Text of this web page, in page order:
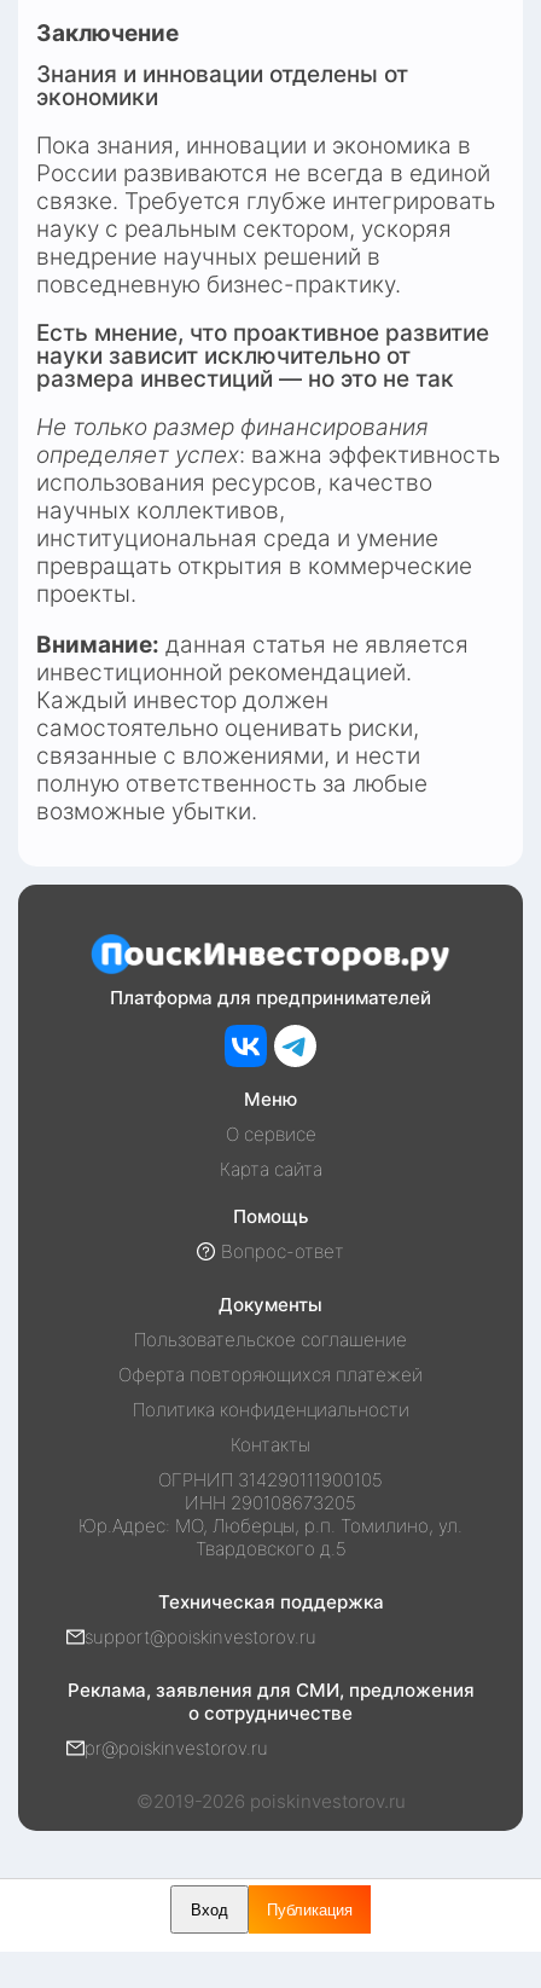
Заключение
Знания и инновации отделены от
экономики
Пока знания, инновации и экономика в
России развиваются не всегда в единой
связке. Требуется глубже интегрировать
науку с реальным сектором, ускоряя
внедрение научных решений в
повседневную бизнес-практику.
Есть мнение, что проактивное развитие
науки зависит исключительно от
размера инвестиций — но это не так
Не только размер финансирования
определяет успех: важна эффективность
использования ресурсов, качество
научных коллективов,
институциональная среда и умение
превращать открытия в коммерческие
проекты.
Внимание: данная статья не является
инвестиционной рекомендацией.
Каждый инвестор должен
самостоятельно оценивать риски,
связанные с вложениями, и нести
полную ответственность за любые
возможные убытки.
Платформа для предпринимателей
Меню
О сервисе
Карта сайта
Помощь
Вопрос-ответ
Документы
Пользовательское соглашение
Оферта повторяющихся платежей
Политика конфиденциальности
Контакты
ОГРНИП 314290111900105
ИНН 290108673205
Юр.Адрес: МО, Люберцы, р.п. Томилино, ул.
Твардовского д.5
Техническая поддержка
support@poiskinvestorov.ru
Реклама, заявления для СМИ, предложения
о сотрудничестве
pr@poiskinvestorov.ru
©2019-2026 poiskinvestorov.ru
Вход Публикация